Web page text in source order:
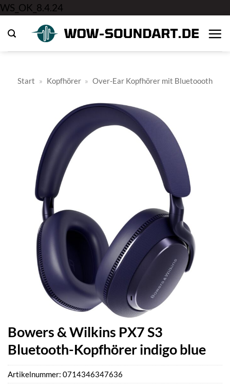
WS_OK_8.4.24
springen
Start » Kopfhörer » Over-Ear Kopfhörer mit Bluetoooth
Bowers & Wilkins PX7 S3
Bluetooth-Kopfhörer indigo blue
Artikelnummer: 0714346347636